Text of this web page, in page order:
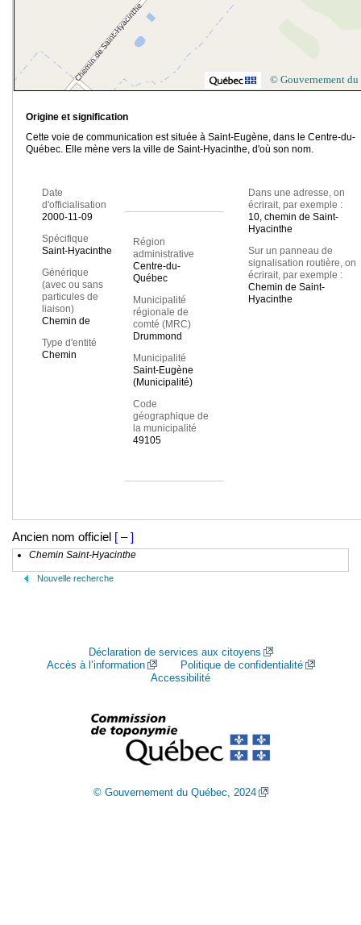
© Gouvernement du
Origine et signification
Cette voie de communication est située à Saint-Eugène, dans le Centre-du-
Québec. Elle mène vers la ville de Saint-Hyacinthe, d'où son nom.
Date
d'officialisation
2000-11-09
Spécifique
Saint-Hyacinthe
Générique
(avec ou sans
particules de
liaison)
Chemin de
Type d'entité
Chemin
Région
administrative
Centre-du-
Québec
Municipalité
régionale de
comté (MRC)
Drummond
Municipalité
Saint-Eugène
(Municipalité)
Code
géographique de
la municipalité
49105
Dans une adresse, on
écrirait, par exemple :
10, chemin de Saint-
Hyacinthe
Sur un panneau de
signalisation routière, on
écrirait, par exemple :
Chemin de Saint-
Hyacinthe
Ancien nom officiel [ – ]
Chemin Saint-Hyacinthe
Nouvelle recherche
Déclaration de services aux citoyens
Accès à l’information
Politique de confidentialité
Accessibilité
© Gouvernement du Québec, 2024